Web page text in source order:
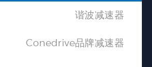
谐波减速器
Conedrive品牌减速器